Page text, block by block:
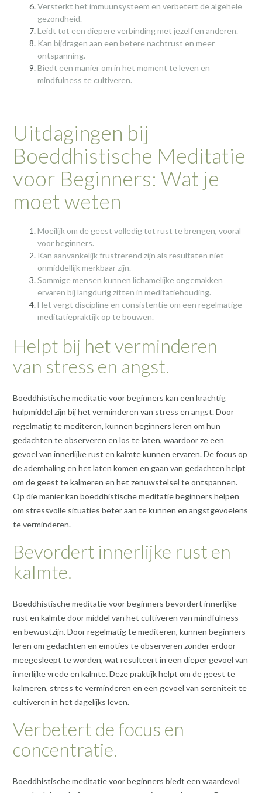
Versterkt het immuunsysteem en verbetert de algehele
gezondheid.
Leidt tot een diepere verbinding met jezelf en anderen.
Kan bijdragen aan een betere nachtrust en meer
ontspanning.
Biedt een manier om in het moment te leven en
mindfulness te cultiveren.
Uitdagingen bij
Boeddhistische Meditatie
voor Beginners: Wat je
moet weten
Moeilijk om de geest volledig tot rust te brengen, vooral
voor beginners.
Kan aanvankelijk frustrerend zijn als resultaten niet
onmiddellijk merkbaar zijn.
Sommige mensen kunnen lichamelijke ongemakken
ervaren bij langdurig zitten in meditatiehouding.
Het vergt discipline en consistentie om een regelmatige
meditatiepraktijk op te bouwen.
Helpt bij het verminderen
van stress en angst.
Boeddhistische meditatie voor beginners kan een krachtig
hulpmiddel zijn bij het verminderen van stress en angst. Door
regelmatig te mediteren, kunnen beginners leren om hun
gedachten te observeren en los te laten, waardoor ze een
gevoel van innerlijke rust en kalmte kunnen ervaren. De focus op
de ademhaling en het laten komen en gaan van gedachten helpt
om de geest te kalmeren en het zenuwstelsel te ontspannen.
Op die manier kan boeddhistische meditatie beginners helpen
om stressvolle situaties beter aan te kunnen en angstgevoelens
te verminderen.
Bevordert innerlijke rust en
kalmte.
Boeddhistische meditatie voor beginners bevordert innerlijke
rust en kalmte door middel van het cultiveren van mindfulness
en bewustzijn. Door regelmatig te mediteren, kunnen beginners
leren om gedachten en emoties te observeren zonder erdoor
meegesleept te worden, wat resulteert in een dieper gevoel van
innerlijke vrede en kalmte. Deze praktijk helpt om de geest te
kalmeren, stress te verminderen en een gevoel van sereniteit te
cultiveren in het dagelijks leven.
Verbetert de focus en
concentratie.
Boeddhistische meditatie voor beginners biedt een waardevol